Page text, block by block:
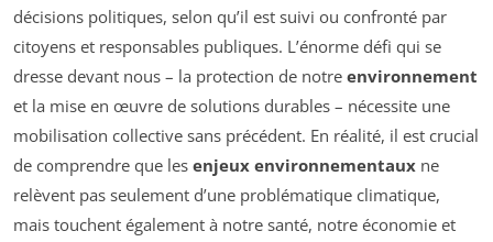
décisions politiques, selon qu’il est suivi ou confronté par
citoyens et responsables publiques. L’énorme défi qui se
dresse devant nous – la protection de notre environnement
et la mise en œuvre de solutions durables – nécessite une
mobilisation collective sans précédent. En réalité, il est crucial
de comprendre que les enjeux environnementaux ne
relèvent pas seulement d’une problématique climatique,
mais touchent également à notre santé, notre économie et